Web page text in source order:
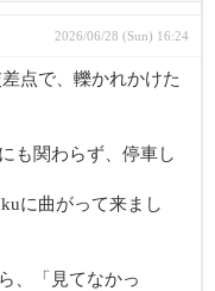
2026/06/28 (Sun) 16:24
点で、轢かれかけた
も関わらず、停車し
に曲がって来まし
、「見てなかっ